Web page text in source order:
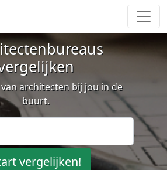
architecten bij jou in de
buurt.
vergelijken!